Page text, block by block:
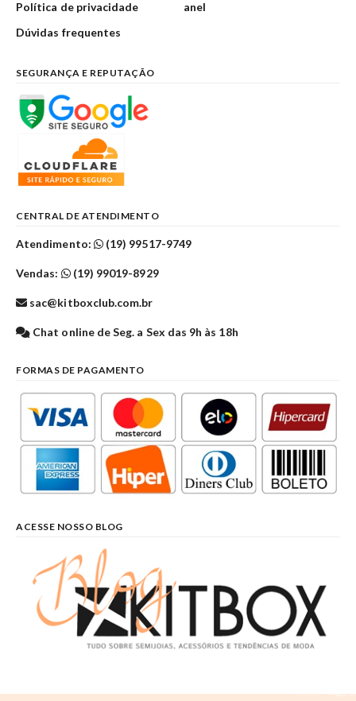
Política de privacidade
Dúvidas frequentes
anel
SEGURANÇA E REPUTAÇÃO
CENTRAL DE ATENDIMENTO
Atendimento: (19) 99517-9749
Vendas: (19) 99019-8929
sac@kitboxclub.com.br
Chat online de Seg. a Sex das 9h às 18h
FORMAS DE PAGAMENTO
ACESSE NOSSO BLOG